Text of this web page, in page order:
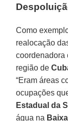
Como
realocação
coordenadora
região de
“Eram áreas
ocupações
Estadual da
água na